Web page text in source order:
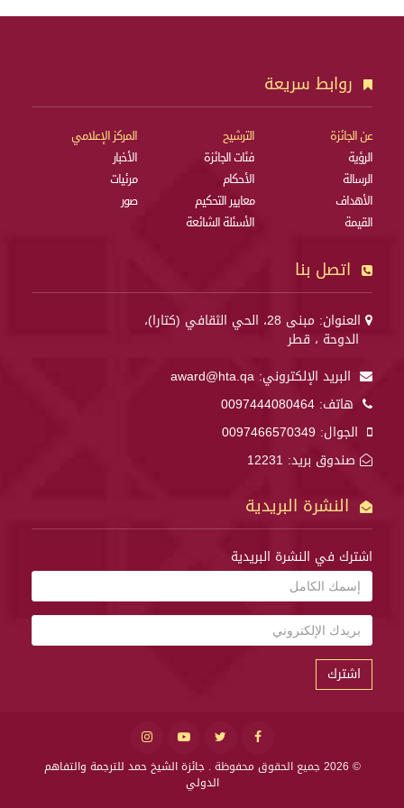
روابط سريعة
عن الجائزة
الرؤية
الرسالة
الأهداف
القيمة
الترشيح
فئات الجائزة
الأحكام
معايير التحكيم
الأسئلة الشائعة
المركز الإعلامي
الأخبار
مرئيات
صور
اتصل بنا
العنوان: مبنى 28، الحي الثقافي (كتارا)،
الدوحة ، قطر
البريد الإلكتروني: award@hta.qa
هاتف: 0097444080464
الجوال: 0097466570349
صندوق بريد: 12231
النشرة البريدية
اشترك في النشرة البريدية
اشترك
© 2026 جميع الحقوق محفوظة .
جائزة الشيخ حمد للترجمة والتفاهم
الدولي